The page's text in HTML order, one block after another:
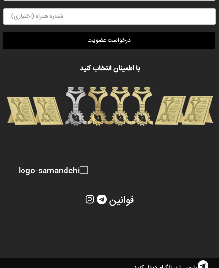
درخواست عضویت
با اطمینان انتخاب کنید
قوانین